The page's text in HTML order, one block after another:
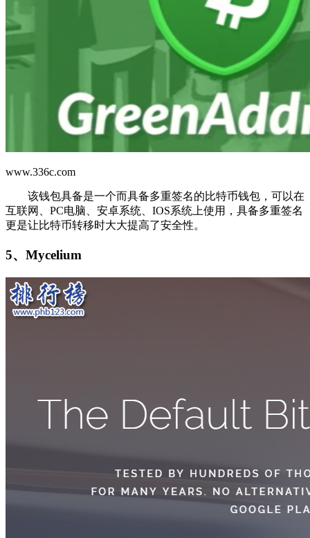
www.336c.com
该钱包具备是一个而具备多重签名的比特币钱包，可以在
互联网、PC电脑、安卓系统、IOS系统上使用，具备多重签名
更是让比特币转移时大大提高了安全性。
5、Mycelium